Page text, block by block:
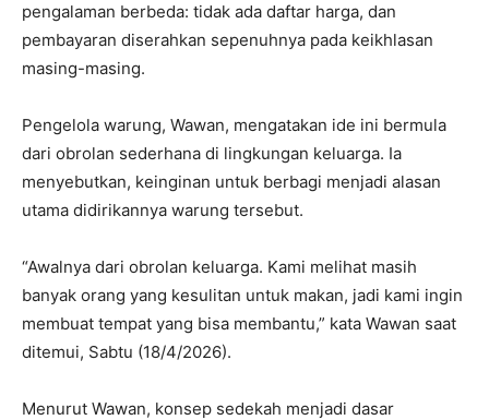
pengalaman berbeda: tidak ada daftar harga, dan
pembayaran diserahkan sepenuhnya pada keikhlasan
masing-masing.
Pengelola warung, Wawan, mengatakan ide ini bermula
dari obrolan sederhana di lingkungan keluarga. Ia
menyebutkan, keinginan untuk berbagi menjadi alasan
utama didirikannya warung tersebut.
“Awalnya dari obrolan keluarga. Kami melihat masih
banyak orang yang kesulitan untuk makan, jadi kami ingin
membuat tempat yang bisa membantu,” kata Wawan saat
ditemui, Sabtu (18/4/2026).
Menurut Wawan, konsep sedekah menjadi dasar